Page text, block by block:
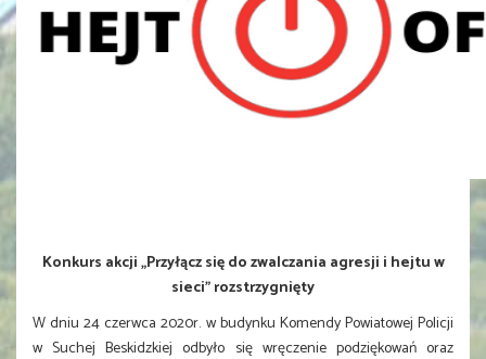
Konkurs akcji „Przyłącz się do zwalczania agresji i hejtu w
sieci” rozstrzygnięty
W dniu 24 czerwca 2020r. w budynku Komendy Powiatowej Policji
w Suchej Beskidzkiej odbyło się wręczenie podziękowań oraz